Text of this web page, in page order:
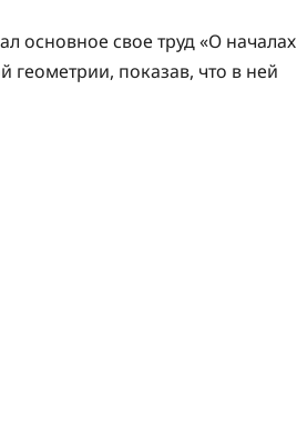
основное свое труд «О началах
геометрии, показав, что в ней